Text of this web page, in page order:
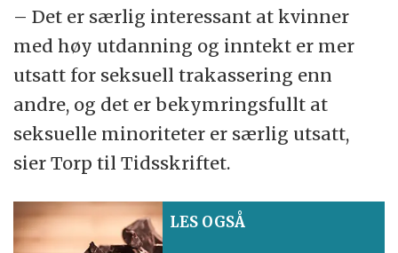
– Det er særlig interessant at kvinner
med høy utdanning og inntekt er mer
utsatt for seksuell trakassering enn
andre, og det er bekymringsfullt at
seksuelle minoriteter er særlig utsatt,
sier Torp til Tidsskriftet.
LES OGSÅ